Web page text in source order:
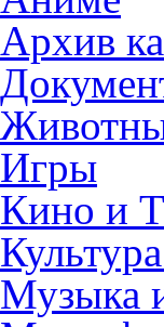
Архив
Игры
Кино и
Музыка